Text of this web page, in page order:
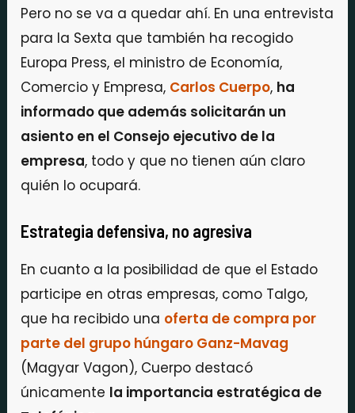
Pero no se va a quedar ahí. En una entrevista
para la Sexta que también ha recogido
Europa Press, el ministro de Economía,
Comercio y Empresa, Carlos Cuerpo, ha
informado que además solicitarán un
asiento en el Consejo ejecutivo de la
empresa, todo y que no tienen aún claro
quién lo ocupará.
Estrategia defensiva, no agresiva
En cuanto a la posibilidad de que el Estado
participe en otras empresas, como Talgo,
que ha recibido una oferta de compra por
parte del grupo húngaro Ganz-Mavag
(Magyar Vagon), Cuerpo destacó
únicamente la importancia estratégica de